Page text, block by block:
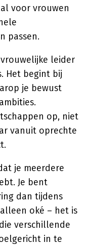
voor vrouwen
passen.
leider
Het begint bij
je bewust
op, niet
vanuit oprechte
je meerdere
Je bent
dan tijdens
oké – het is
verschillende
in te